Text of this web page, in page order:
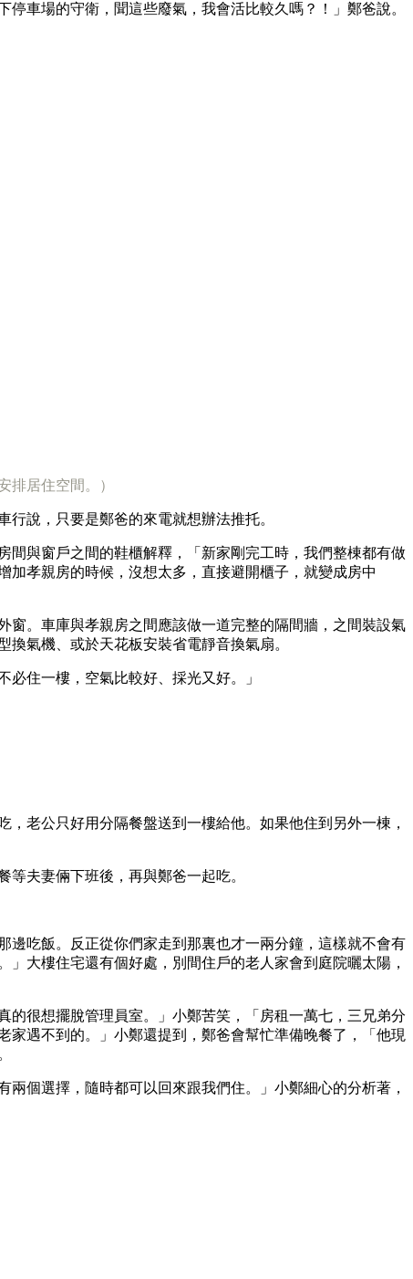
車場的守衛，聞這些廢氣，我會活比較久嗎？！」鄭爸說。
排居住空間。）
說，只要是鄭爸的來電就想辦法推托。
與窗戶之間的鞋櫃解釋，「新家剛完工時，我們整棟都有做
孝親房的時候，沒想太多，直接避開櫃子，就變成房中
窗。車庫與孝親房之間應該做一道完整的隔間牆，之間裝設氣
氣機、或於天花板安裝省電靜音換氣扇。
住一樓，空氣比較好、採光又好。」
老公只好用分隔餐盤送到一樓給他。如果他住到另外一棟，
夫妻倆下班後，再與鄭爸一起吃。
邊吃飯。反正從你們家走到那裏也才一兩分鐘，這樣就不會有
大樓住宅還有個好處，別間住戶的老人家會到庭院曬太陽，
很想擺脫管理員室。」小鄭苦笑，「房租一萬七，三兄弟分
遇不到的。」小鄭還提到，鄭爸會幫忙準備晚餐了，「他現
個選擇，隨時都可以回來跟我們住。」小鄭細心的分析著，